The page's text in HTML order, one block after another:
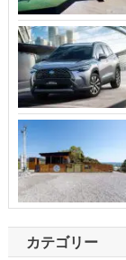
カテゴリー